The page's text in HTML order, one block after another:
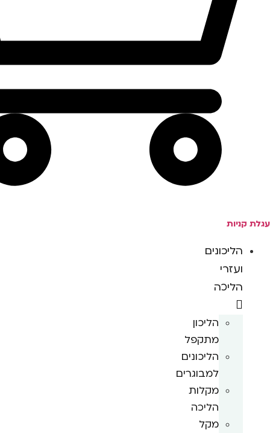
עגלת קניות
הליכונים
ועזרי
הליכה
הליכון
מתקפל
הליכונים
למבוגרים
מקלות
הליכה
מקל